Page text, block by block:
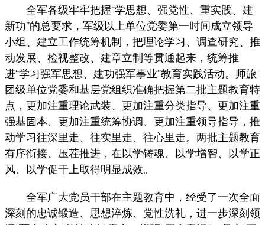
全军各级牢牢把握“学思想、强党性、重实践、建
新功”的总要求，军级以上单位党委第一时间成立领导
小组、建立工作统筹机制，把理论学习、调查研究、推
动发展、检视整改、建章立制等贯通起来，统筹推
进“学习强军思想、建功强军事业”教育实践活动。师旅
团级单位党委和基层党组织准确把握第二批主题教育特
点，更加注重理论武装、更加注重分类指导、更加注重
强基固本、更加注重统筹协调、更加注重领导指导，推
动学习往深里走、往实里走、往心里走。两批主题教育
有序衔接、压茬推进，在以学铸魂、以学增智、以学正
风、以学促干上取得明显成效。
全军广大党员干部在主题教育中，经受了一次全面
深刻的忠诚锻造、思想淬炼、党性洗礼，进一步深刻领